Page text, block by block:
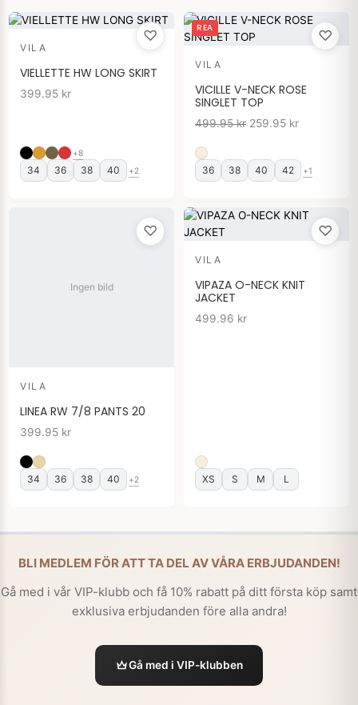
♡
VILA
VIELLETTE HW LONG SKIRT
399.95 kr
+8
34 36 38 40 +2
♡
REA
VILA
VICILLE V-NECK ROSE
SINGLET TOP
499.95kr
Det
ursprungliga
499.95 kr.
259.95 kr
Det
nuvarande
priset
259.95 kr.
36 38 40 42 +1
♡
Ingen bild
VILA
LINEA RW 7/8 PANTS 20
399.95 kr
34 36 38 40 +2
♡
VILA
VIPAZA O-NECK KNIT
JACKET
499.96 kr
XS S M L
BLI MEDLEM FÖR ATT TA DEL AV VÅRA ERBJUDANDEN!
Gå med i vår VIP-klubb och få 10% rabatt på ditt första köp samt
exklusiva erbjudanden före alla andra!
Gå med i VIP-klubben